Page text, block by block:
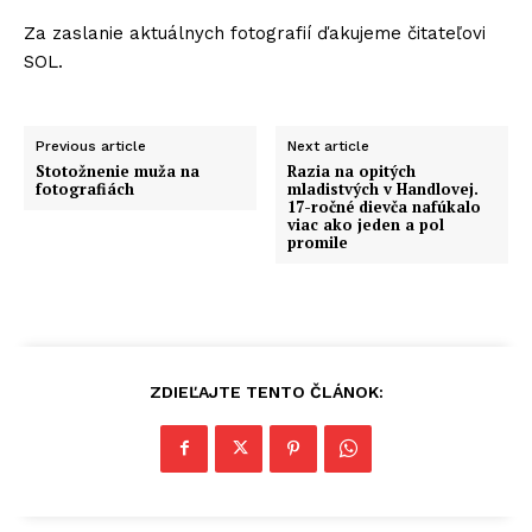
Za zaslanie aktuálnych fotografií ďakujeme čitateľovi
SOL.
Previous article
Stotožnenie muža na
fotografiách
Next article
Razia na opitých
mladistvých v Handlovej.
17-ročné dievča nafúkalo
viac ako jeden a pol
promile
ZDIEĽAJTE TENTO ČLÁNOK: